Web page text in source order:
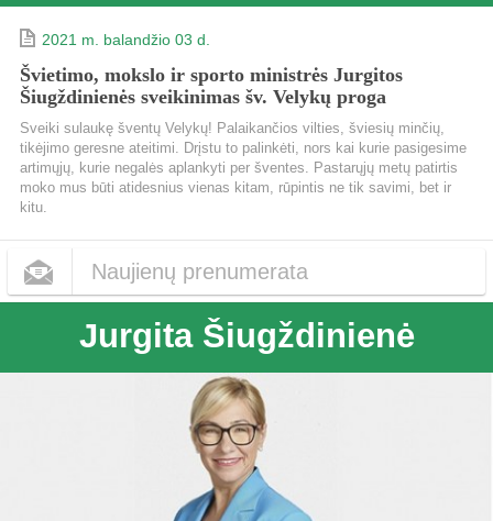
2021 m. balandžio 03 d.
Švietimo, mokslo ir sporto ministrės Jurgitos
Šiugždinienės sveikinimas šv. Velykų proga
Sveiki sulaukę šventų Velykų! Palaikančios vilties, šviesių minčių,
tikėjimo geresne ateitimi. Drįstu to palinkėti, nors kai kurie pasigesime
artimųjų, kurie negalės aplankyti per šventes. Pastarųjų metų patirtis
moko mus būti atidesnius vienas kitam, rūpintis ne tik savimi, bet ir
kitu.
Naujienų prenumerata
Kas dieną
Kas savaitę
Kas mėnesį
Jurgita Šiugždinienė